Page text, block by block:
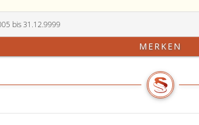
den
Medieninhaber.
Handelt
dem
um
die
Angabe
über
den
1172
bis 31.12.9999
MERKEN